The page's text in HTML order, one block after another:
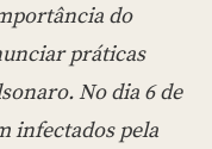
do
práticas
No dia 6 de
infectados pela